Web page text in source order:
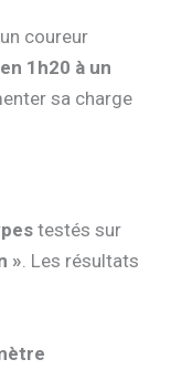
coureur
1h20 à un
sa charge
testés sur
». Les résultats